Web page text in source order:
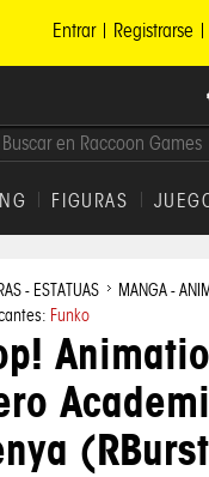
Registrarse
Entrar
FIGURAS
- ESTATUAS
MANGA -
Funko